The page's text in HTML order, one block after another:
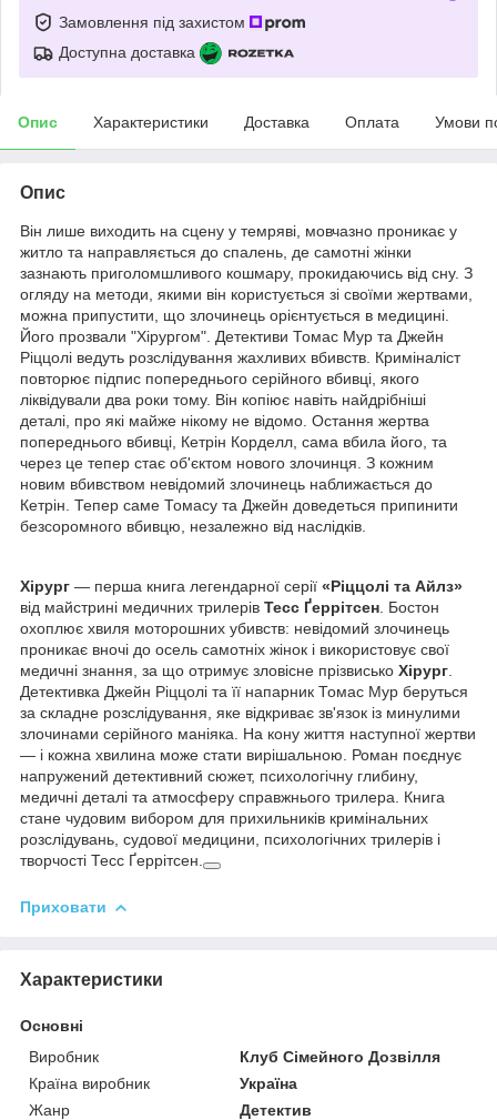
Замовлення під захистом
Доступна доставка
Опис Характеристики Доставка Оплата Умови
Опис
Він лише виходить на сцену у темряві, мовчазно проникає у
житло та направляється до спалень, де самотні жінки
зазнають приголомшливого кошмару, прокидаючись від сну. З
огляду на методи, якими він користується зі своїми жертвами,
можна припустити, що злочинець орієнтується в медицині.
Його прозвали "Хірургом". Детективи Томас Мур та Джейн
Ріццолі ведуть розслідування жахливих вбивств. Криміналіст
повторює підпис попереднього серійного вбивці, якого
ліквідували два роки тому. Він копіює навіть найдрібніші
деталі, про які майже нікому не відомо. Остання жертва
попереднього вбивці, Кетрін Корделл, сама вбила його, та
через це тепер стає об'єктом нового злочинця. З кожним
новим вбивством невідомий злочинець наближається до
Кетрін. Тепер саме Томасу та Джейн доведеться припинити
безсоромного вбивцю, незалежно від наслідків.
Хірург — перша книга легендарної серії «Ріццолі та Айлз»
від майстрині медичних трилерів Тесс Ґеррітсен . Бостон
охоплює хвиля моторошних убивств: невідомий злочинець
проникає вночі до осель самотніх жінок і використовує свої
медичні знання, за що отримує зловісне прізвисько Хірург
Детективка Джейн Ріццолі та її напарник Томас Мур беруться
за складне розслідування, яке відкриває зв'язок із минулими
злочинами серійного маніяка. На кону життя наступної жертви
— і кожна хвилина може стати вирішальною. Роман поєднує
напружений детективний сюжет, психологічну глибину,
медичні деталі та атмосферу справжнього трилера. Книга
стане чудовим вибором для прихильників кримінальних
розслідувань, судової медицини, психологічних трилерів і
творчості Тесс Ґеррітсен.
Приховати
Характеристики
Основні
Виробник
Клуб Сімейного Дозвілля
Країна виробник
Україна
Жанр
Детектив